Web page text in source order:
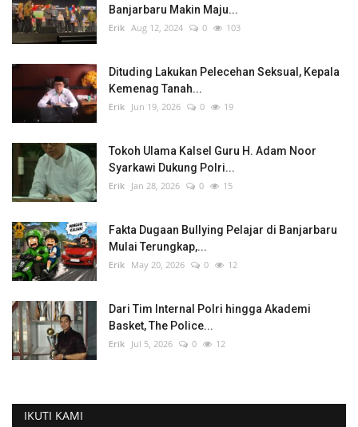
Banjarbaru Makin Maju...
Erik Aug 12, 2024 0 103
Dituding Lakukan Pelecehan Seksual, Kepala
Kemenag Tanah...
Erik Jun 19, 2026 0 19
Tokoh Ulama Kalsel Guru H. Adam Noor
Syarkawi Dukung Polri...
Erik Jan 28, 2026 0 15
Fakta Dugaan Bullying Pelajar di Banjarbaru
Mulai Terungkap,...
Erik May 20, 2026 0 12
Dari Tim Internal Polri hingga Akademi
Basket, The Police...
Erik Jul 5, 2026 0 12
IKUTI KAMI